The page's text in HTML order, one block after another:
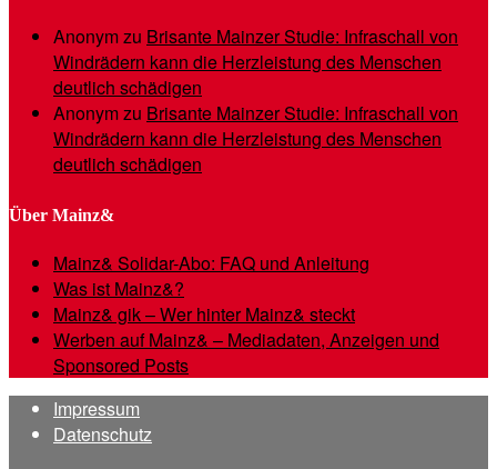
Anonymzu Brisante Mainzer Studie: Infraschall von
Windrädern kann die Herzleistung des Menschen
deutlich schädigen
Anonymzu Brisante Mainzer Studie: Infraschall von
Windrädern kann die Herzleistung des Menschen
deutlich schädigen
Über Mainz&
Mainz& Solidar-Abo: FAQ und Anleitung
Was ist Mainz&?
Mainz& gik – Wer hinter Mainz& steckt
Werben auf Mainz& – Mediadaten, Anzeigen und
Sponsored Posts
Impressum
Datenschutz